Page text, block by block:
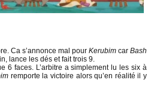
Ca s’annonce mal pour KerubimcarBash
lance les dés et fait trois 9.
6 faces. L’arbitre a simplement lu les six à
remporte la victoire alors qu’en réalité il y